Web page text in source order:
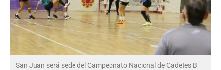
San Juan será sede del Campeonato Nacional de Cadetes B